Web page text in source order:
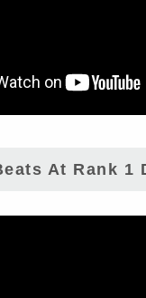
At Rank 1